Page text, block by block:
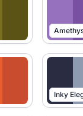
Inky